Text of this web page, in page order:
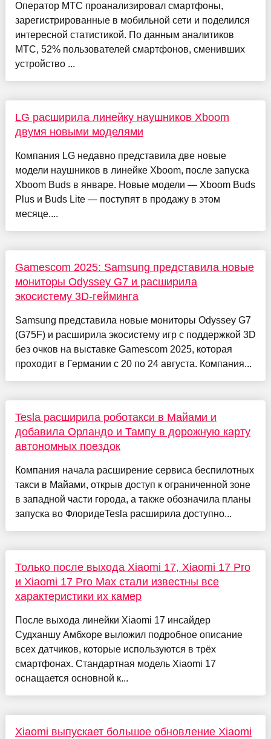
Оператор МТС проанализировал смартфоны,
зарегистрированные в мобильной сети и поделился
интересной статистикой. По данным аналитиков
МТС, 52% пользователей смартфонов, сменивших
устройство ...
LG расширила линейку наушников Xboom
двумя новыми моделями
Компания LG недавно представила две новые
модели наушников в линейке Xboom, после запуска
Xboom Buds в январе. Новые модели — Xboom Buds
Plus и Buds Lite — поступят в продажу в этом
месяце....
Gamescom 2025: Samsung представила новые
мониторы Odyssey G7 и расширила
экосистему 3D-гейминга
Samsung представила новые мониторы Odyssey G7
(G75F) и расширила экосистему игр с поддержкой 3D
без очков на выставке Gamescom 2025, которая
проходит в Германии с 20 по 24 августа. Компания...
Tesla расширила роботакси в Майами и
добавила Орландо и Тампу в дорожную карту
автономных поездок
Компания начала расширение сервиса беспилотных
такси в Майами, открыв доступ к ограниченной зоне
в западной части города, а также обозначила планы
запуска во ФлоридеTesla расширила доступно...
Только после выхода Xiaomi 17, Xiaomi 17 Pro
и Xiaomi 17 Pro Max стали известны все
характеристики их камер
После выхода линейки Xiaomi 17 инсайдер
Судханшу Амбхоре выложил подробное описание
всех датчиков, которые используются в трёх
смартфонах. Стандартная модель Xiaomi 17
оснащается основной к...
Xiaomi выпускает большое обновление Xiaomi